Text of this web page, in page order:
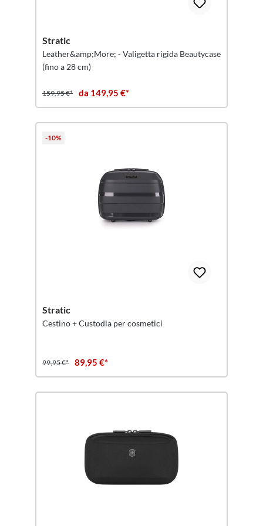
Stratic
Leather&amp;More; - Valigetta rigida Beautycase
(fino a 28 cm)
159,95 €* da 149,95 €*
-10%
Stratic
Cestino + Custodia per cosmetici
99,95 €* 89,95 €*